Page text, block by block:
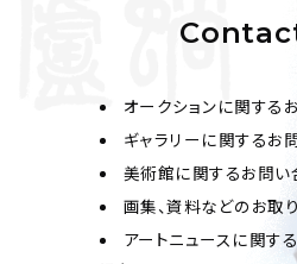
オークションに関する
ギャラリーに関するお
美術館に関するお問い
画集、資料などのお取
アートニュースに関す